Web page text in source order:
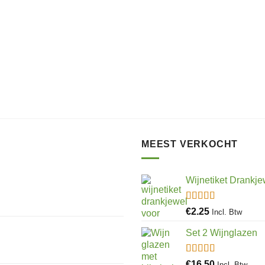
productpagina
MEEST VERKOCHT
Wijnetiket
Gewaardeerd
€2.25 Incl. Btw
Set 2 Wijnglazen
Gewaardeerd